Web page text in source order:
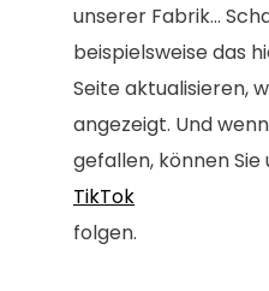
unserer Fabrik...
beispielsweise das
Seite aktualisieren,
angezeigt. Und
gefallen, können Sie
TikTok
folgen.